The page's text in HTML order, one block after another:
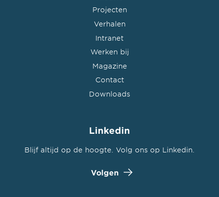
Projecten
Verhalen
Intranet
Werken bij
Magazine
Contact
Downloads
Linkedin
Blijf altijd op de hoogte. Volg ons op Linkedin.
Volgen